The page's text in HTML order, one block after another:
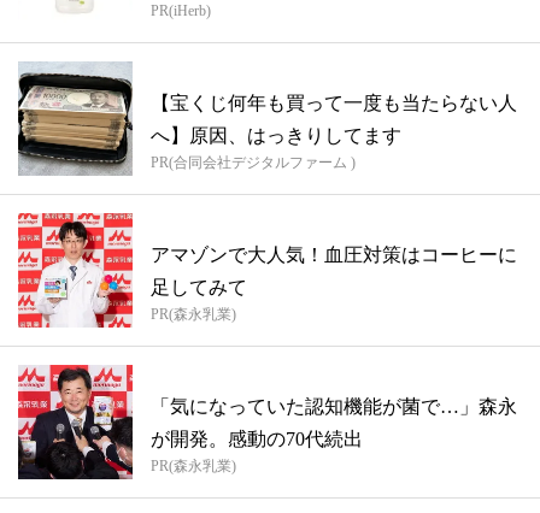
PR(iHerb)
【宝くじ何年も買って一度も当たらない人
へ】原因、はっきりしてます
PR(合同会社デジタルファーム )
アマゾンで大人気！血圧対策はコーヒーに
足してみて
PR(森永乳業)
「気になっていた認知機能が菌で…」森永
が開発。感動の70代続出
PR(森永乳業)